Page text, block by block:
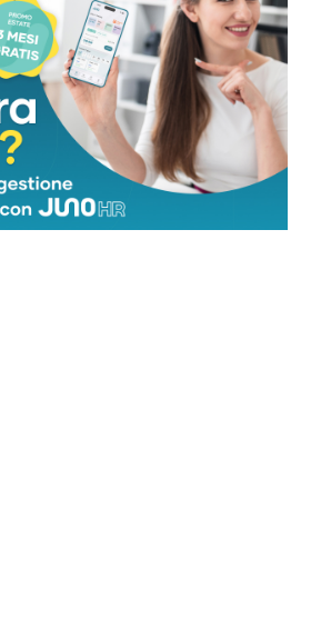
(Web Info)